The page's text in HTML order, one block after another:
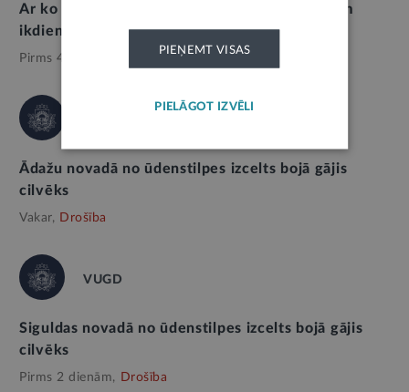
Ar ko repatriācijas reisi atšķiras no avioreisiem
ikdienā
Pirms 4 mēnešiem, Drošība
Ādažu novadā no ūdenstilpes izcelts bojā gājis
cilvēks
Vakar, Drošība
VUGD
Siguldas novadā no ūdenstilpes izcelts bojā gājis
cilvēks
Pirms 2 dienām, Drošība
PIEŅEMT VISAS
PIELĀGOT IZVĒLI